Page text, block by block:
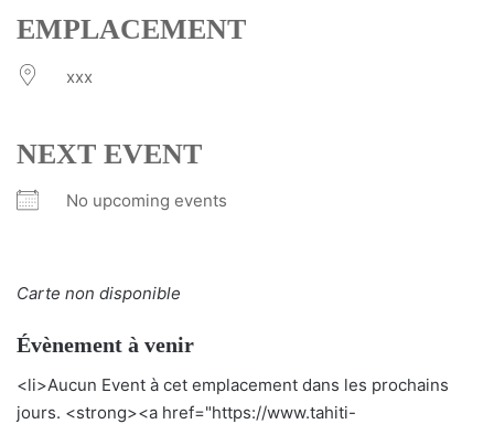
EMPLACEMENT
xxx
NEXT EVENT
No upcoming events
Carte non disponible
Évènement à venir
<li>Aucun Event à cet emplacement dans les prochains
jours. <strong><a href="https://www.tahiti-